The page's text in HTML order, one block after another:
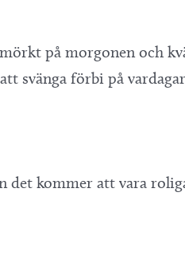
på morgonen och
svänga förbi på
kommer att vara